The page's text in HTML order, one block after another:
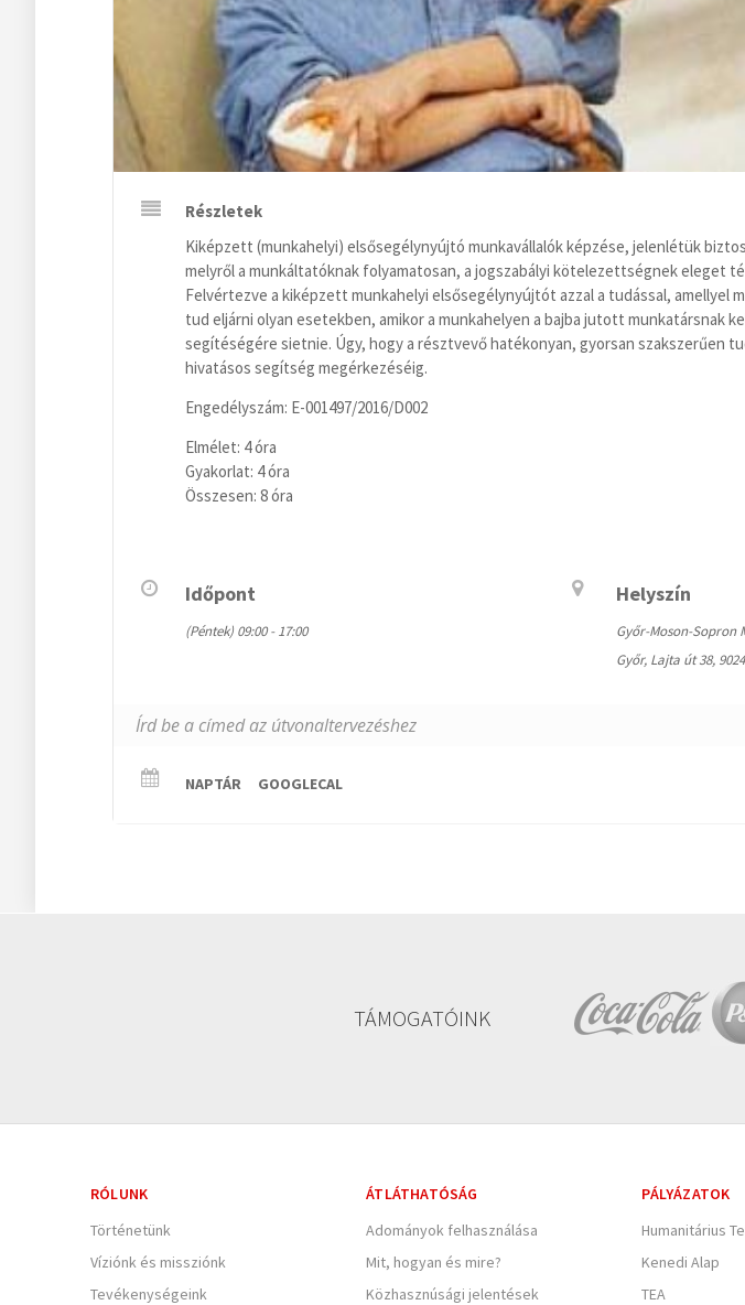
Részletek
Kiképzett (munkahelyi) elsősegélynyújtó munkavállalók képzése, jelenlétük
melyről a munkáltatóknak folyamatosan, a jogszabályi kötelezettségnek eleget
Felvértezve a kiképzett munkahelyi elsősegélynyújtót azzal a tudással, amellyel
tud eljárni olyan esetekben, amikor a munkahelyen a bajba jutott munkatársnak
segítéségére sietnie. Úgy, hogy a résztvevő hatékonyan, gyorsan szakszerűen
hivatásos segítség megérkezéséig.
Engedélyszám: E-001497/2016/D002
Elmélet: 4 óra
Gyakorlat: 4 óra
Összesen: 8 óra
Időpont
(Péntek) 09:00 - 17:00
Helyszín
Győr-Moson-Sopron
Győr, Lajta út 38, 9024
NAPTÁR GOOGLECAL
TÁMOGATÓINK
RÓLUNK
Történetünk
Víziónk és missziónk
Tevékenységeink
ÁTLÁTHATÓSÁG
Adományok felhasználása
Mit, hogyan és mire?
Közhasznúsági jelentések
PÁLYÁZATOK
Humanitárius
Kenedi Alap
TEA